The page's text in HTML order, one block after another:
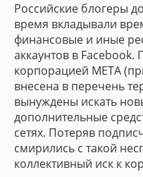
Российские блогеры
время вкладывали
финансовые и иные
аккаунтов в
корпорацией META
внесена в перечень
вынуждены искать
дополнительные
сетях. Потеряв
смирились с такой
коллективный иск к
Обратная связь
Оформить заявку
Бештаугорского
элитными
производством
Участники
530 человек
Результат
Суд поддержал
ВОЙТИ С ПОМОЩЬЮ
Пароль должен содержать и
символов
Я прочитал и
соглашенияи
Публичной оферты
Я ознакомлен(а) и